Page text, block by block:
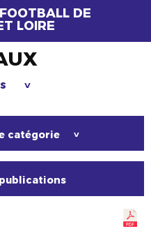
DE
LOIRE
>
catégorie >